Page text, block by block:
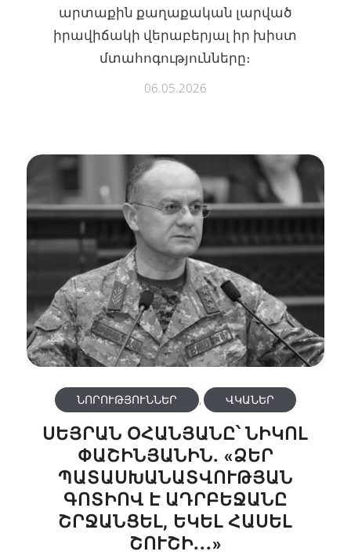
արտաքին քաղաքական լարված
իրավիճակի վերաբերյալ իր խիստ
մտահոգությունները։
06.05.2026
ՍԵՅՐԱՆ ՕՀԱՆՅԱՆԸ՝ ՆԻԿՈԼ
ՓԱՇԻՆՅԱՆԻՆ. «ՁԵՐ
ՊԱՏԱՍԽԱՆԱՏՎՈՒԹՅԱՆ
ԳՈՏԻՈՎ Է ԱԴՐԲԵՋԱՆԸ
ՇՐՋԱՆՑԵԼ, ԵԿԵԼ ՀԱՍԵԼ
ՇՈՒՇԻ...»
ՆՈՐՈՒԹՅՈՒՆՆԵՐ , ՎԿԱՆԵՐ